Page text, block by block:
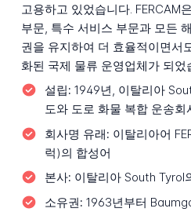
고용하고 있었습니다. FERCAM
부문, 특수 서비스 부문과 모든
권을 유지하여 더 효율적이면서
화된 국제 물류 운영업체가 되었
설립: 1949년, 이탈리아
도와 도로 화물 복합 운송회
회사명 유래: 이탈리아어
럭)의 합성어
본사: 이탈리아 South Tyrol
소유권: 1963년부터